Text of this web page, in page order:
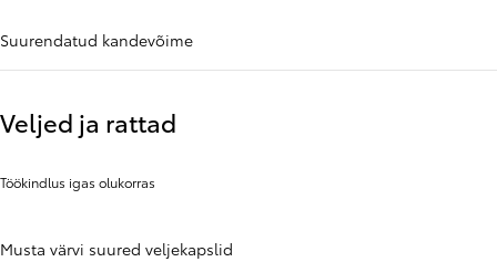
Suurendatud kandevõime
Veljed ja rattad
Töökindlus igas olukorras
Musta värvi suured veljekapslid